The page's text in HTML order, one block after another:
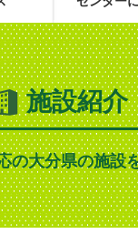
施設紹介
の大分県の施設